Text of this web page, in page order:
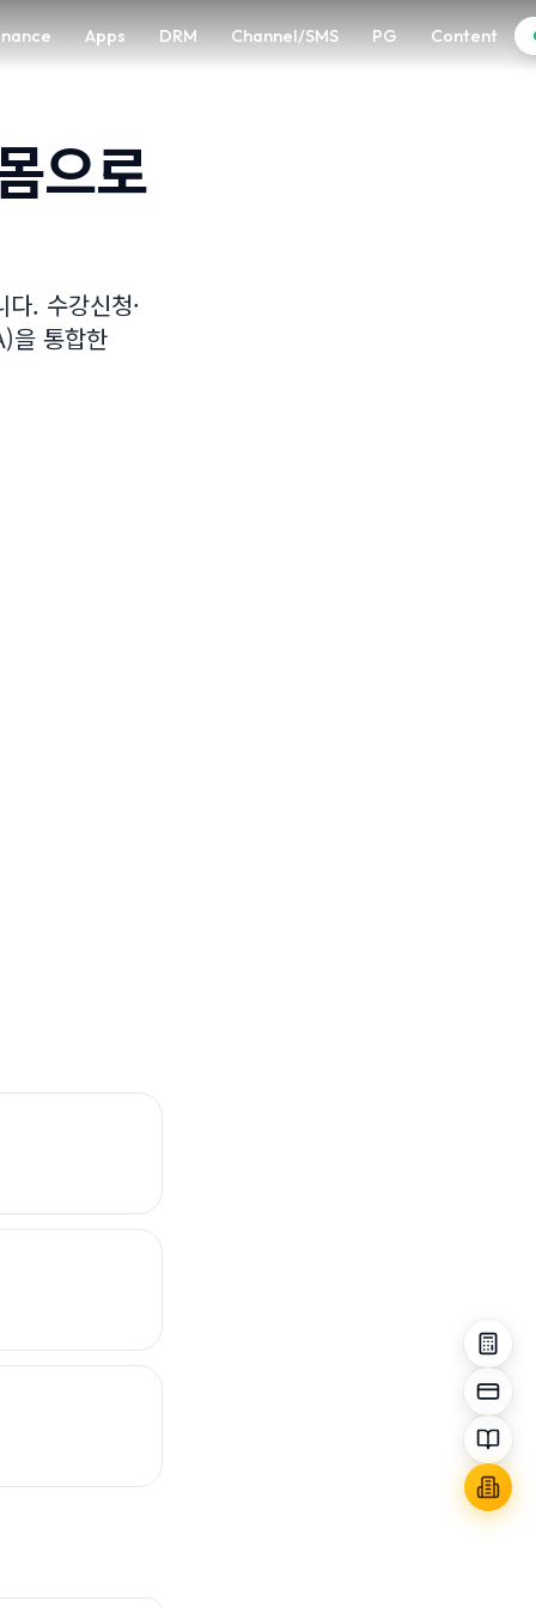
Apps DRM Channel/SMS PG Content
으로
. 수강신청·
을 통합한